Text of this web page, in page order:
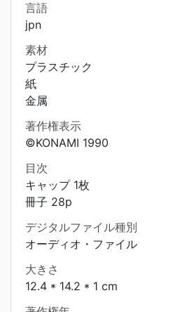
言語
jpn
素材
プラスチック
紙
金属
著作権表示
©KONAMI 1990
目次
キャップ 1枚
冊子 28p
デジタルファイル種別
オーディオ・ファイル
大きさ
12.4 * 14.2 * 1 cm